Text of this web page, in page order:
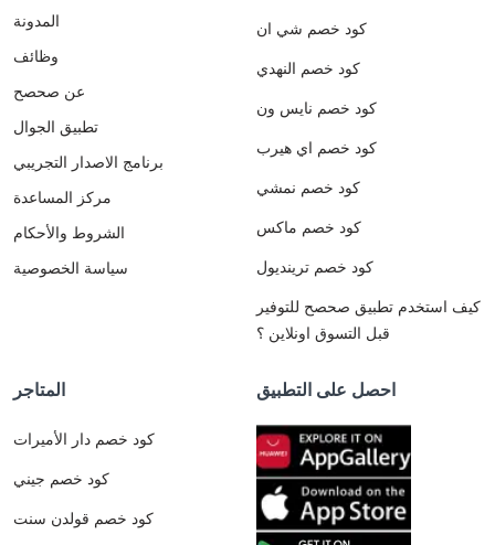
المدونة
وظائف
عن صحصح
تطبيق الجوال
برنامج الاصدار التجريبي
مركز المساعدة
الشروط والأحكام
سياسة الخصوصية
كود خصم شي ان
كود خصم النهدي
كود خصم نايس ون
كود خصم اي هيرب
كود خصم نمشي
كود خصم ماكس
كود خصم ترينديول
كيف استخدم تطبيق صحصح للتوفير
قبل التسوق اونلاين ؟
المتاجر
كود خصم دار الأميرات
كود خصم جيني
كود خصم قولدن سنت
احصل على التطبيق